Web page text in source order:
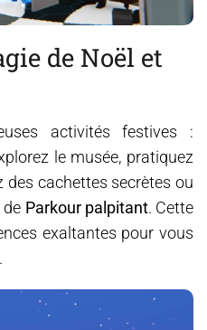
de Noël et
activités festives :
le musée, pratiquez
des cachettes secrètes ou
Parkour palpitant. Cette
exaltantes pour vous